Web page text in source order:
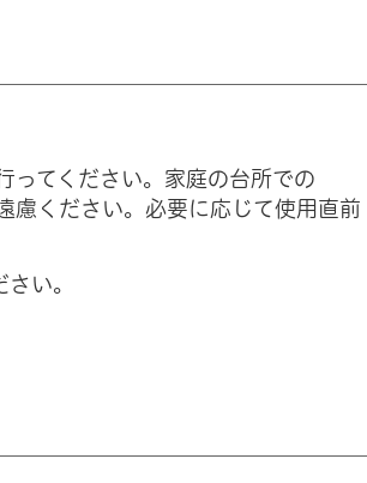
ってください。家庭の台所での
慮ください。必要に応じて使用直前
い。